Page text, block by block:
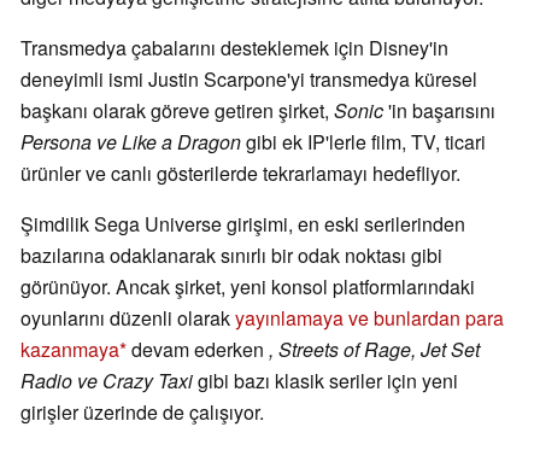
Transmedya çabalarını desteklemek için Disney'in
deneyimli ismi Justin Scarpone'yi transmedya küresel
başkanı olarak göreve getiren şirket, Sonic'in başarısını
Persona ve Like a Dragongibi ek IP'lerle film, TV, ticari
ürünler ve canlı gösterilerde tekrarlamayı hedefliyor.
Şimdilik Sega Universe girişimi, en eski serilerinden
bazılarına odaklanarak sınırlı bir odak noktası gibi
görünüyor. Ancak şirket, yeni konsol platformlarındaki
oyunlarını düzenli olarakyayınlamaya ve bunlardan para
kazanmaya devam ederken , Streets of Rage, Jet Set
Radio ve Crazy Taxigibi bazı klasik seriler için yeni
girişler üzerinde de çalışıyor.